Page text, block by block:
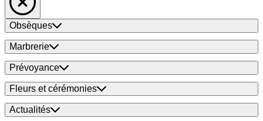
Obsèques
Marbrerie
Prévoyance
Fleurs et cérémonies
Actualités